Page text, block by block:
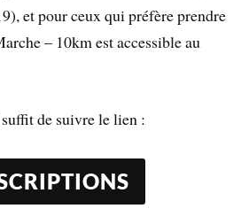
et pour ceux qui préfère prendre
– 10km est accessible au
de suivre le lien :